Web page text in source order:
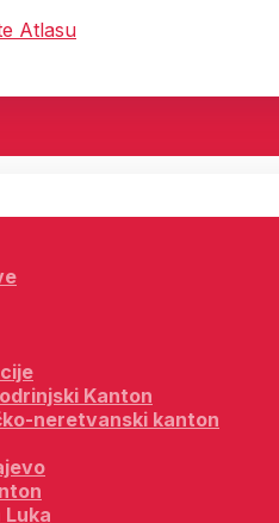
Atlasu
Kanton
neretvanski kanton
Luka